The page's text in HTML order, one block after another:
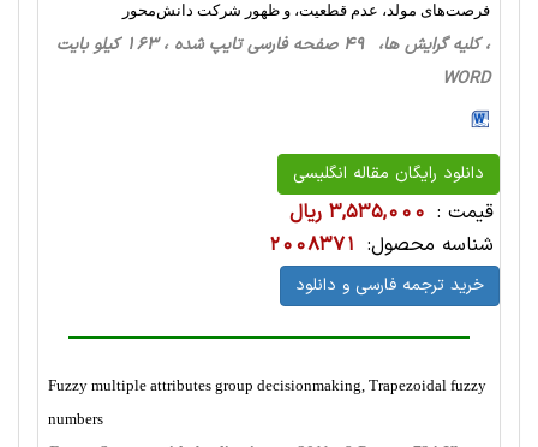
فرصت‌های مولد، عدم قطعیت، و ظهور شرکت دانش‌محور
، کلیه گرایش ها، 49 صفحه فارسی تایپ شده ، 163 کیلو بایت
WORD
دانلود رایگان مقاله انگلیسی
قیمت : 3,535,000 ریال
شناسه محصول: 2008371
خرید ترجمه فارسی و دانلود
Fuzzy multiple attributes group decisionmaking, Trapezoidal fuzzy
numbers